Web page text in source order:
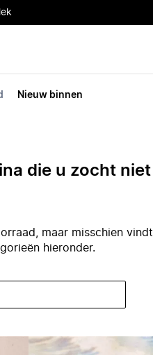
Nieuw binnen
die u zocht niet
maar misschien vindt
hieronder.